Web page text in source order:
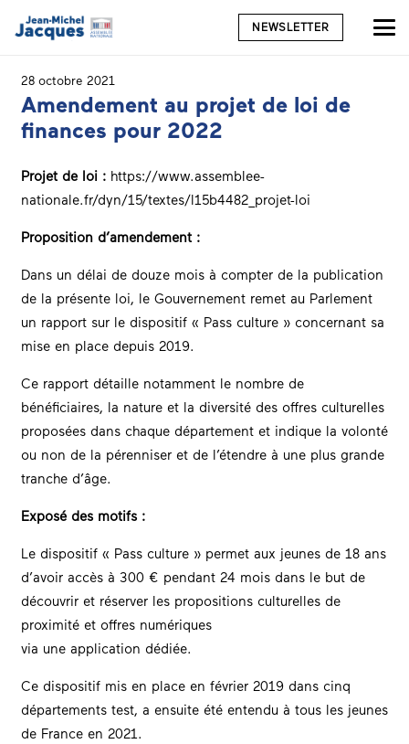
NEWSLETTER
28 octobre 2021
Amendement au projet de loi de
finances pour 2022
Projet de loi : https://www.assemblee-
nationale.fr/dyn/15/textes/l15b4482_projet-loi
Proposition d’amendement :
Dans un délai de douze mois à compter de la publication
de la présente loi, le Gouvernement remet au Parlement
un rapport sur le dispositif « Pass culture » concernant sa
mise en place depuis 2019.
Ce rapport détaille notamment le nombre de
bénéficiaires, la nature et la diversité des offres culturelles
proposées dans chaque département et indique la volonté
ou non de la pérenniser et de l’étendre à une plus grande
tranche d’âge.
Exposé des motifs :
Le dispositif « Pass culture » permet aux jeunes de 18 ans
d’avoir accès à 300 € pendant 24 mois dans le but de
découvrir et réserver les propositions culturelles de
proximité et offres numériques
via une application dédiée.
Ce dispositif mis en place en février 2019 dans cinq
départements test, a ensuite été entendu à tous les jeunes
de France en 2021.